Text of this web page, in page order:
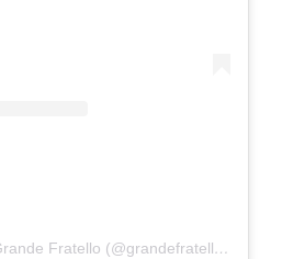
Un post condiviso da Grande Fratello (@grandefratellotv)